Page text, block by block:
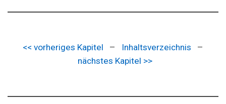
<< vorheriges Kapitel – Inhaltsverzeichnis –
nächstes Kapitel >>